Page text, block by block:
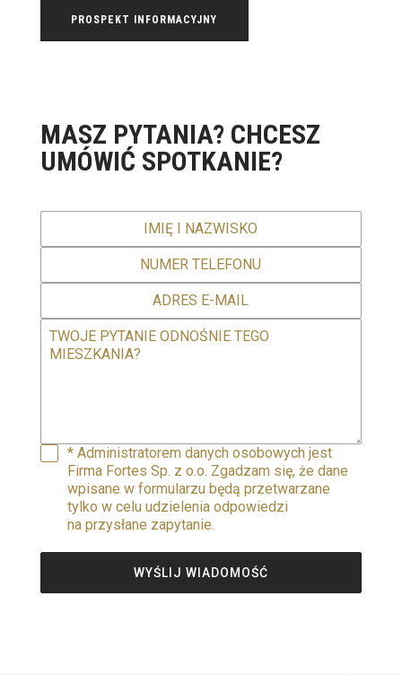
PROSPEKT INFORMACYJNY
MASZ PYTANIA? CHCESZ
UMÓWIĆ SPOTKANIE?
* Administratorem danych osobowych jest
Firma Fortes Sp. z o.o. Zgadzam się, że dane
wpisane w formularzu będą przetwarzane
tylko w celu udzielenia odpowiedzi
na przysłane zapytanie.
WYŚLIJ WIADOMOŚĆ